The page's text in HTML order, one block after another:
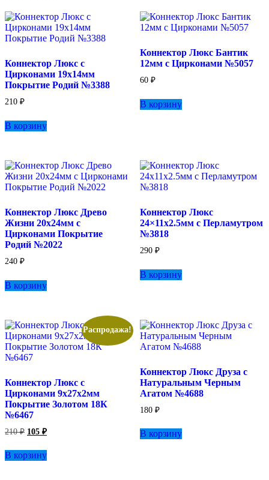
Коннектор Люкс с
Цирконами 19х14мм
Покрытие Родий №3388
210 ₽
В корзину
Коннектор Люкс Бантик
12мм с Цирконами №5057
60 ₽
В корзину
Коннектор Люкс Древо
Жизни 20х24мм с
Цирконами Покрытие
Родий №2022
240 ₽
В корзину
Коннектор Люкс
24×11х2.5мм с Перламутром
№3818
290 ₽
В корзину
Распродажа!
Коннектор Люкс с
Цирконами 9х27х2мм
Покрытие Золотом 18К
№6467
210₽ Первоначальная
цена
составляла
210 ₽.
105 ₽Текущая
цена:
105 ₽.
В корзину
Коннектор Люкс Друза с
Натуральным Черным
Агатом №4688
180 ₽
В корзину